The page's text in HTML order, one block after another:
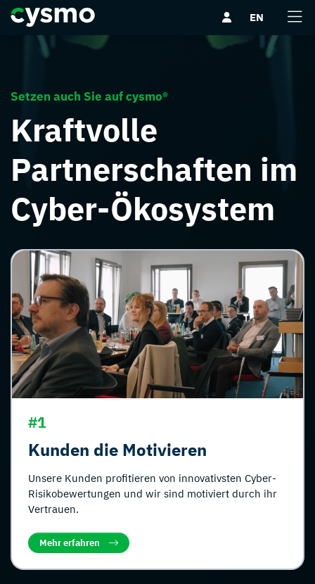
Direkt
zum
(Eingabetaste)
Direkt
zum
Hauptmenu
(Eingabetaste)
Direkt
zur
(Eingabetaste)
Direkt
zum
Seitenfuß
(Eingabetaste)
EN
Setzen auch Sie auf cysmo®
Kraftvolle
Partnerschaften im
Cyber-Ökosystem
#1
Kunden die Motivieren
Unsere Kunden profitieren von innovativsten Cyber-
Risikobewertungen und wir sind motiviert durch ihr
Vertrauen.
Mehr erfahren